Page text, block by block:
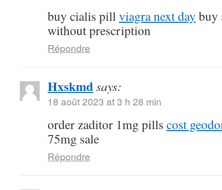
buy cialis pillviagra next day buy
without prescription
Répondre
Hxskmdsays:
18 août 2023 at 3 h 28 min
order zaditor 1mg pills cost
75mg sale
Répondre